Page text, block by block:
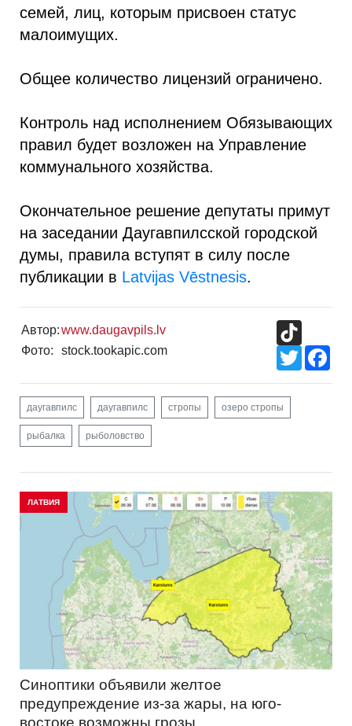
семей, лиц, которым присвоен статус
малоимущих.
Общее количество лицензий ограничено.
Контроль над исполнением Обязывающих
правил будет возложен на Управление
коммунального хозяйства.
Окончательное решение депутаты примут
на заседании Даугавпилсской городской
думы, правила вступят в силу после
публикации в Latvijas Vēstnesis.
Автор:www.daugavpils.lv
Фото:
stock.tookapic.com
Twitter
даугавпилс даугавпилс стропы озеро стропы
рыбалка рыболовство
ЛАТВИЯ
Синоптики объявили желтое
предупреждение из-за жары, на юго-
востоке возможны грозы